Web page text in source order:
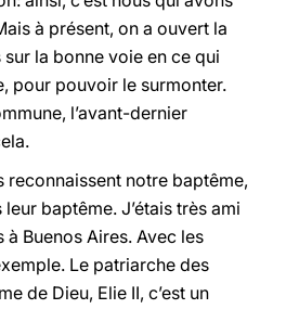
à présent, on a ouvert la
la bonne voie en ce qui
pour pouvoir le surmonter.
l’avant-dernier
reconnaissent notre baptême,
baptême. J’étais très ami
à Buenos Aires. Avec les
Le patriarche des
de Dieu, Elie II, c’est un